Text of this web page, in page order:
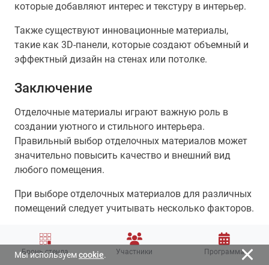
которые добавляют интерес и текстуру в интерьер.
Также существуют инновационные материалы,
такие как 3D-панели, которые создают объемный и
эффектный дизайн на стенах или потолке.
Заключение
Отделочные материалы играют важную роль в
создании уютного и стильного интерьера.
Правильный выбор отделочных материалов может
значительно повысить качество и внешний вид
любого помещения.
При выборе отделочных материалов для различных
помещений следует учитывать несколько факторов.
Во-первых
, необходимо определить
функциональность помещения и уровень его
использования. Например, для ванной комнаты или
Бронь стенда Участники Программа
Мы используемcookie.